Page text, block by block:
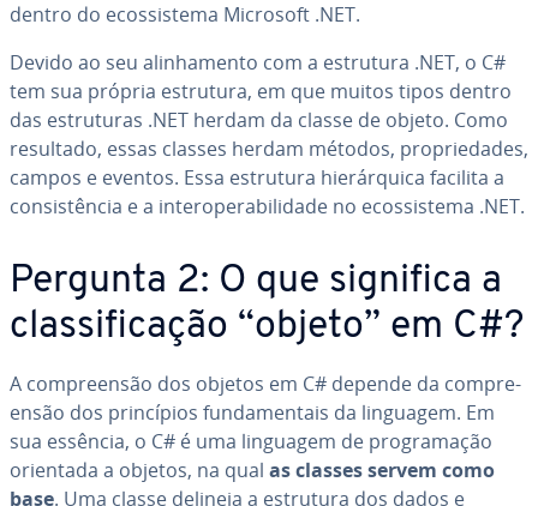
dentro do ecos­sis­tema Microsoft .NET.
Devido ao seu ali­nha­mento com a estrutura .NET, o C#
tem sua própria estrutura, em que muitos tipos dentro
das es­tru­tu­ras .NET herdam da classe de objeto. Como
resultado, essas classes herdam métodos, pro­pri­e­da­des,
campos e eventos. Essa estrutura hi­e­rár­quica facilita a
con­sis­tên­cia e a in­te­ro­pe­ra­bi­li­dade no ecos­sis­tema .NET.
Pergunta 2: O que significa a
clas­si­fi­ca­ção “objeto” em C#?
A com­pre­en­são dos objetos em C# depende da com­pre­
en­são dos prin­cí­pios fun­da­men­tais da linguagem. Em
sua essência, o C# é uma linguagem de pro­gra­ma­ção
orientada a objetos, na qual as classes servem como
base. Uma classe delineia a estrutura dos dados e